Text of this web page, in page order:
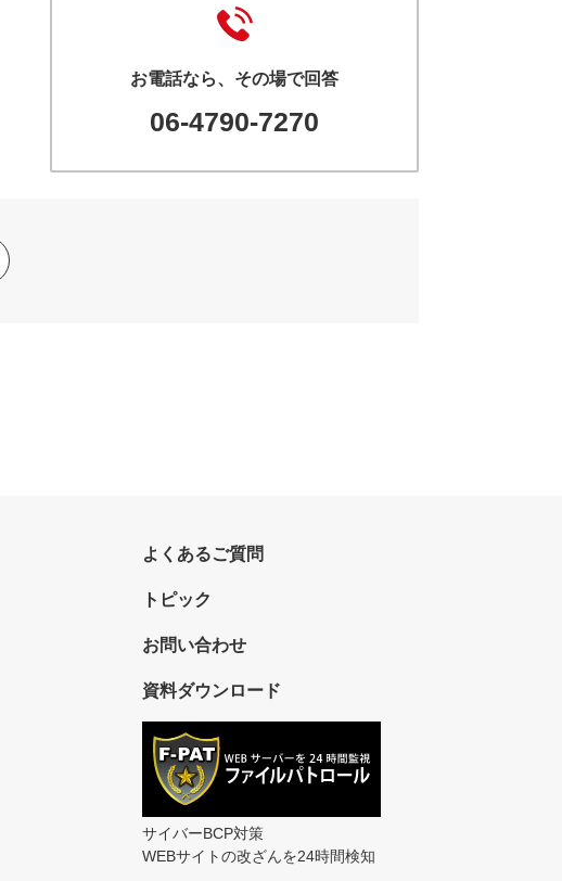
お電話なら、その場で回答
06-4790-7270
よくあるご質問
トピック
お問い合わせ
資料ダウンロード
サイバーBCP対策
WEBサイトの改ざんを24時間検知